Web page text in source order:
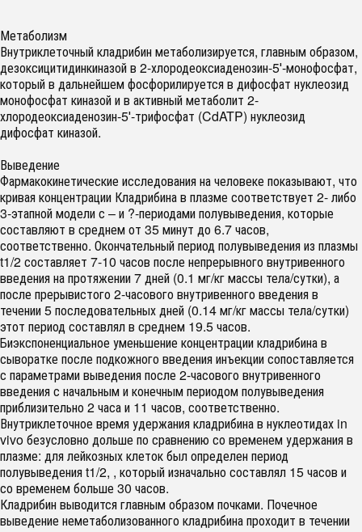
Метаболизм
Внутриклеточный кладрибин метаболизируется, главным образом,
дезоксицитидинкиназой в 2-хлородеоксиаденозин-5′-монофосфат,
который в дальнейшем фосфорилируется в дифосфат нуклеозид
монофосфат киназой и в активный метаболит 2-
хлородеоксиаденозин-5′-трифосфат (CdATP) нуклеозид
дифосфат киназой.
Выведение
Фармакокинетические исследования на человеке показывают, что
кривая концентрации Кладрибина в плазме соответствует 2- либо
3-этапной модели с – и ?-периодами полувыведения, которые
составляют в среднем от 35 минут до 6.7 часов,
соответственно. Окончательный период полувыведения из плазмы
t1/2 составляет 7-10 часов после непрерывного внутривенного
введения на протяжении 7 дней (0.1 мг/кг массы тела/сутки), а
после прерывистого 2-часового внутривенного введения в
течении 5 последовательных дней (0.14 мг/кг массы тела/сутки)
этот период составлял в среднем 19.5 часов.
Биэкспоненциальное уменьшение концентрации кладрибина в
сыворатке после подкожного введения инъекции сопоставляется
с параметрами выведения после 2-часового внутривенного
введения с начальным и конечным периодом полувыведения
приблизительно 2 часа и 11 часов, соответственно.
Внутриклеточное время удержания кладрибина в нуклеотидах in
vivo безусловно дольше по сравнению со временем удержания в
плазме: для лейкозных клеток был определен период
полувыведения t1/2, , который изначально составлял 15 часов и
со временем больше 30 часов.
Кладрибин выводится главным образом почками. Почечное
выведение неметаболизованного кладрибина проходит в течении